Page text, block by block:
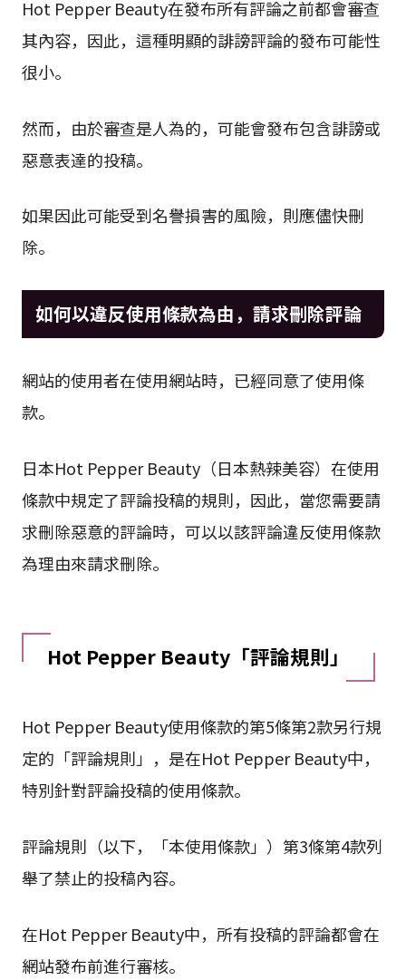
Hot Pepper Beauty在發布所有評論之前都會審查
其內容，因此，這種明顯的誹謗評論的發布可能性
很小。
然而，由於審查是人為的，可能會發布包含誹謗或
惡意表達的投稿。
如果因此可能受到名譽損害的風險，則應儘快刪
除。
如何以違反使用條款為由，請求刪除評論
網站的使用者在使用網站時，已經同意了使用條
款。
日本Hot Pepper Beauty（日本熱辣美容）在使用
條款中規定了評論投稿的規則，因此，當您需要請
求刪除惡意的評論時，可以以該評論違反使用條款
為理由來請求刪除。
Hot Pepper Beauty「評論規則」
Hot Pepper Beauty使用條款的第5條第2款另行規
定的「評論規則」，是在Hot Pepper Beauty中，
特別針對評論投稿的使用條款。
評論規則（以下，「本使用條款」）第3條第4款列
舉了禁止的投稿內容。
在Hot Pepper Beauty中，所有投稿的評論都會在
網站發布前進行審核。